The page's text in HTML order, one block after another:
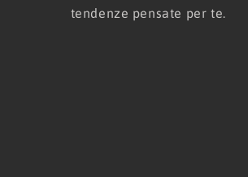
tendenze pensate per te.